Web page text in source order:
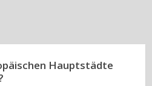
Hauptstädte